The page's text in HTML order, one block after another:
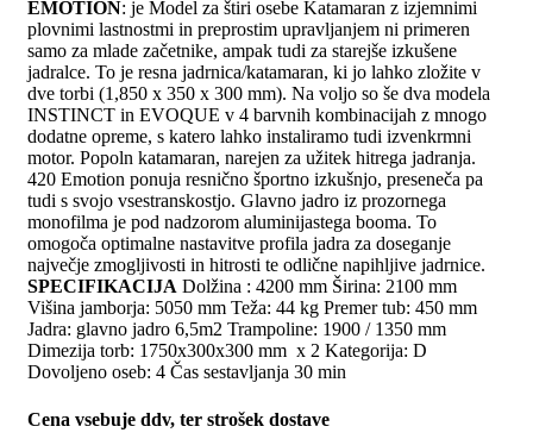
EMOTION: je Model za štiri osebe Katamaran z izjemnimi
plovnimi lastnostmi in preprostim upravljanjem ni primeren
samo za mlade začetnike, ampak tudi za starejše izkušene
jadralce. To je resna jadrnica/katamaran, ki jo lahko zložite v
dve torbi (1,850 x 350 x 300 mm). Na voljo so še dva modela
INSTINCT in EVOQUE v 4 barvnih kombinacijah z mnogo
dodatne opreme, s katero lahko instaliramo tudi izvenkrmni
motor. Popoln katamaran, narejen za užitek hitrega jadranja.
420 Emotion ponuja resnično športno izkušnjo, preseneča pa
tudi s svojo vsestranskostjo. Glavno jadro iz prozornega
monofilma je pod nadzorom aluminijastega booma. To
omogoča optimalne nastavitve profila jadra za doseganje
največje zmogljivosti in hitrosti te odlične napihljive jadrnice.
SPECIFIKACIJA Dolžina : 4200 mm Širina: 2100 mm
Višina jamborja: 5050 mm Teža: 44 kg Premer tub: 450 mm
Jadra: glavno jadro 6,5m2 Trampoline: 1900 / 1350 mm
Dimezija torb: 1750x300x300 mm x 2 Kategorija: D
Dovoljeno oseb: 4 Čas sestavljanja 30 min
Cena vsebuje ddv, ter strošek dostave